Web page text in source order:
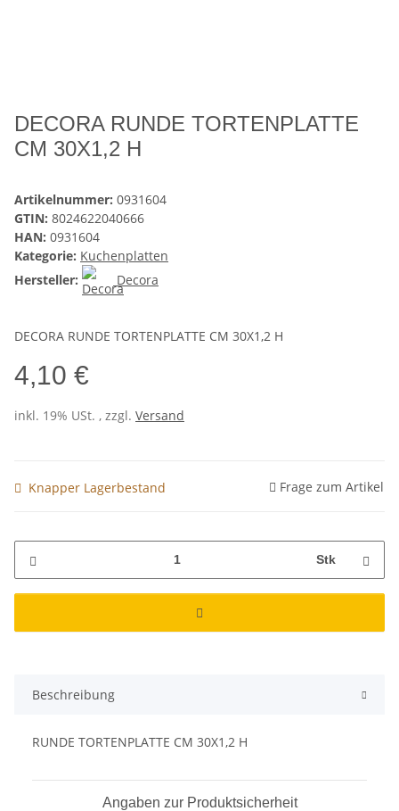
DECORA RUNDE TORTENPLATTE
CM 30X1,2 H
Artikelnummer: 0931604
GTIN: 8024622040666
HAN: 0931604
Kategorie: Kuchenplatten
Hersteller:
Decora
DECORA RUNDE TORTENPLATTE CM 30X1,2 H
4,10 €
inkl. 19% USt. , zzgl. Versand
Knapper Lagerbestand Frage zum Artikel
Stk
Beschreibung
RUNDE TORTENPLATTE CM 30X1,2 H
Angaben zur Produktsicherheit